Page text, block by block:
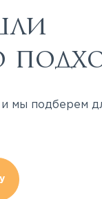
и мы подберем